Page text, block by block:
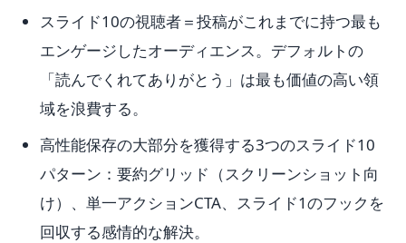
スライド10の視聴者＝投稿がこれまでに持つ最も
エンゲージしたオーディエンス。デフォルトの
「読んでくれてありがとう」は最も価値の高い領
域を浪費する。
高性能保存の大部分を獲得する3つのスライド10
パターン：要約グリッド（スクリーンショット向
け）、単一アクションCTA、スライド1のフックを
回収する感情的な解決。